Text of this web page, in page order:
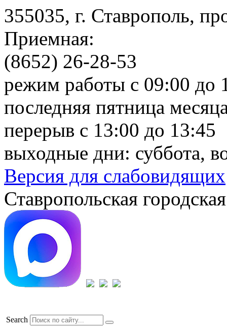
355035, г. Ставрополь,
Приемная:
(8652) 26-28-53
режим работы с 09:00 до
последняя пятница
перерыв с 13:00 до 13:45
выходные дни: суббота,
Версия для слабовидящих
Ставропольская
Search